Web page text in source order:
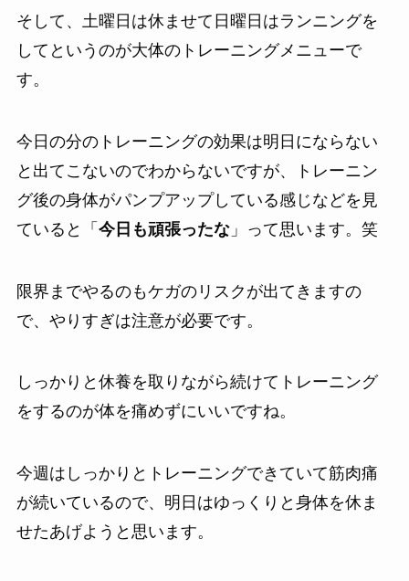
そして、土曜日は休ませて日曜日はランニングを
してというのが大体のトレーニングメニューで
す。
今日の分のトレーニングの効果は明日にならない
と出てこないのでわからないですが、トレーニン
グ後の身体がパンプアップしている感じなどを見
ていると「 今日も頑張ったな」って思います。笑
限界までやるのもケガのリスクが出てきますの
で、やりすぎは注意が必要です。
しっかりと休養を取りながら続けてトレーニング
をするのが体を痛めずにいいですね。
今週はしっかりとトレーニングできていて筋肉痛
が続いているので、明日はゆっくりと身体を休ま
せたあげようと思います。